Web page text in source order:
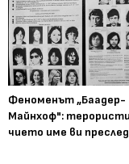
Феноменът „Баадер-
Майнхоф":
чието име ви